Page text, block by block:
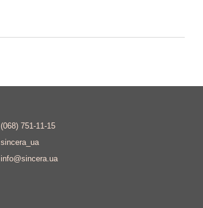
(068) 751-11-15
sincera_ua
info@sincera.ua